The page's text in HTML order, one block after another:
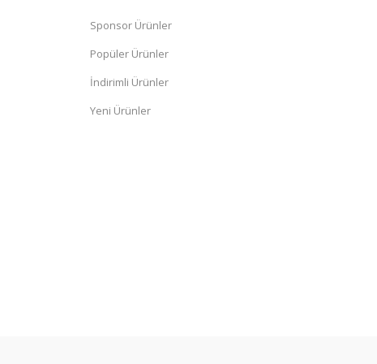
Sponsor Ürünler
Popüler Ürünler
İndirimli Ürünler
Yeni Ürünler